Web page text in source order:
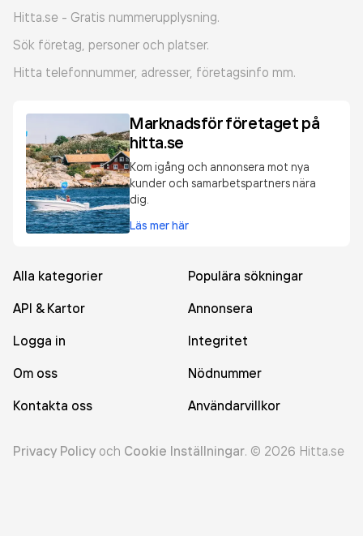
Hitta.se - Gratis nummerupplysning.
Sök företag, personer och platser.
Hitta telefonnummer, adresser, företagsinfo mm.
Marknadsför företaget på
hitta.se
Kom igång och annonsera mot nya
kunder och samarbetspartners nära
dig.
Läs mer här
Alla kategorier
Populära sökningar
API & Kartor
Annonsera
Logga in
Integritet
Om oss
Nödnummer
Kontakta oss
Användarvillkor
Privacy Policy och Cookie Inställningar. © 2026 Hitta.se